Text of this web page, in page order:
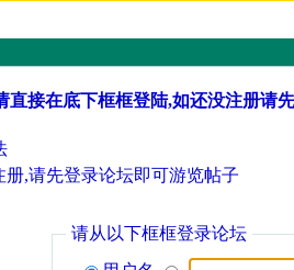
直接在底下框框登陆,如还没注册请
册,请先登录论坛即可游览帖子
请从以下框框登录论坛